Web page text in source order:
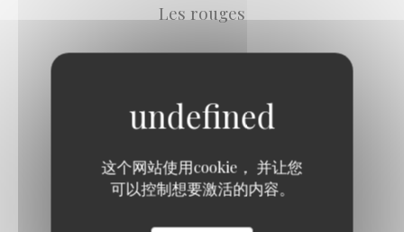
这个网站使用cookie， 并让您
可以控制想要激活的内容。
Les rouges
7,00 EUR
14 cl
LANGUEDOC DOMAINE DE L'OSTAL 2022